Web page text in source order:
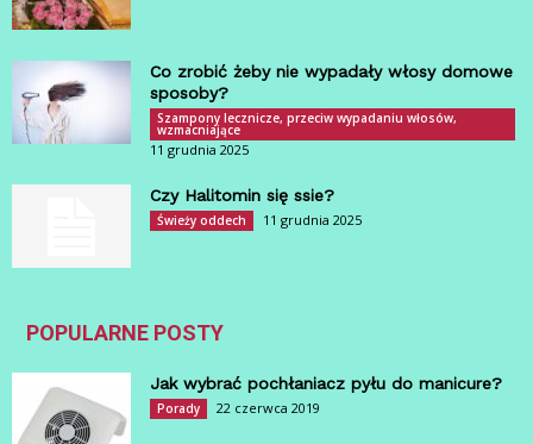
Co zrobić żeby nie wypadały włosy domowe
sposoby?
Szampony lecznicze, przeciw wypadaniu włosów,
wzmacniające
11 grudnia 2025
Czy Halitomin się ssie?
Świeży oddech 11 grudnia 2025
POPULARNE POSTY
Jak wybrać pochłaniacz pyłu do manicure?
Porady 22 czerwca 2019